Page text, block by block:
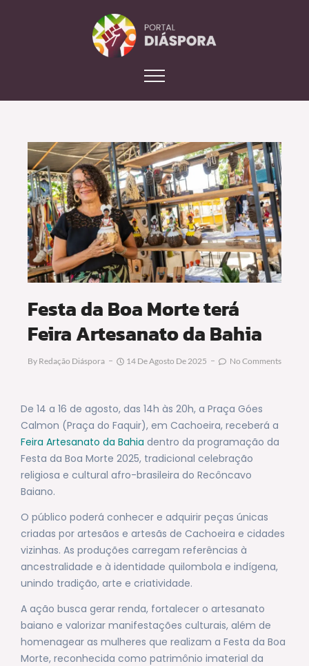
Festa da Boa Morte terá
Feira Artesanato da Bahia
By Redação Diáspora 14 De Agosto De 2025 No Comments
De 14 a 16 de agosto, das 14h às 20h, a Praça Góes
Calmon (Praça do Faquir), em Cachoeira, receberá a
Feira Artesanato da Bahia dentro da programação da
Festa da Boa Morte 2025, tradicional celebração
religiosa e cultural afro-brasileira do Recôncavo
Baiano.
O público poderá conhecer e adquirir peças únicas
criadas por artesãos e artesãs de Cachoeira e cidades
vizinhas. As produções carregam referências à
ancestralidade e à identidade quilombola e indígena,
unindo tradição, arte e criatividade.
A ação busca gerar renda, fortalecer o artesanato
baiano e valorizar manifestações culturais, além de
homenagear as mulheres que realizam a Festa da Boa
Morte, reconhecida como patrimônio imaterial da